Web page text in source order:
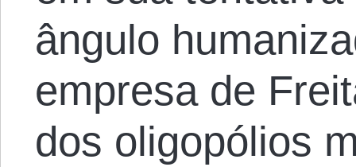
ângulo
empresa de
dos oligopólios